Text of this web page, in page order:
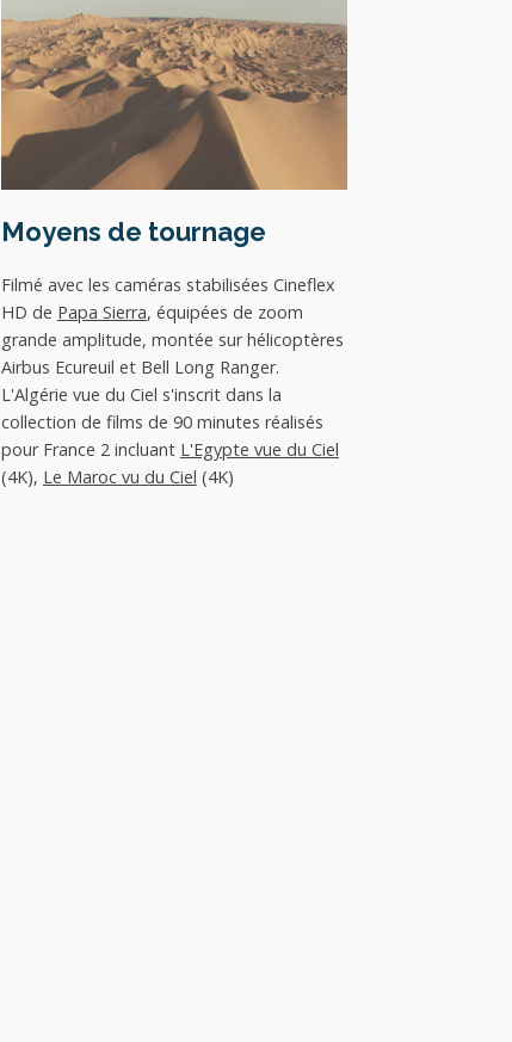
Moyens de tournage
Filmé avec les caméras stabilisées Cineflex
HD de Papa Sierra, équipées de zoom
grande amplitude, montée sur hélicoptères
Airbus Ecureuil et Bell Long Ranger.
L'Algérie vue du Ciel s'inscrit dans la
collection de films de 90 minutes réalisés
pour France 2 incluant L'Egypte vue du Ciel
(4K), Le Maroc vu du Ciel (4K)